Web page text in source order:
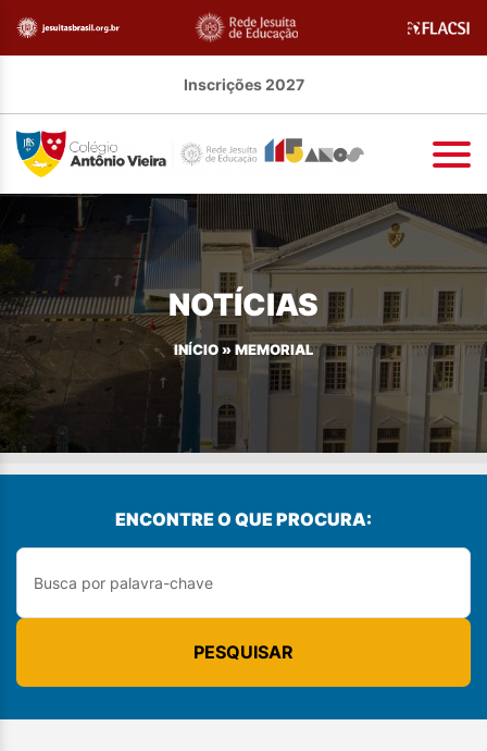
Inscrições 2027
NOTÍCIAS
INÍCIO » MEMORIAL
ENCONTRE O QUE PROCURA:
PESQUISAR